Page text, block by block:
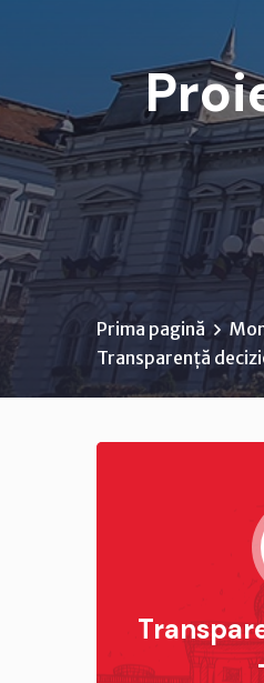
Prima pagină
Transparență